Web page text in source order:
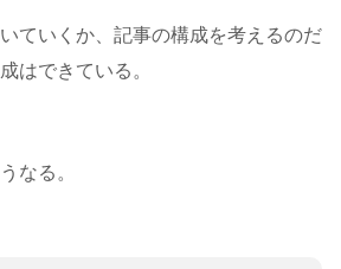
ていくか、記事の構成を考えるのだ
はできている。
なる。